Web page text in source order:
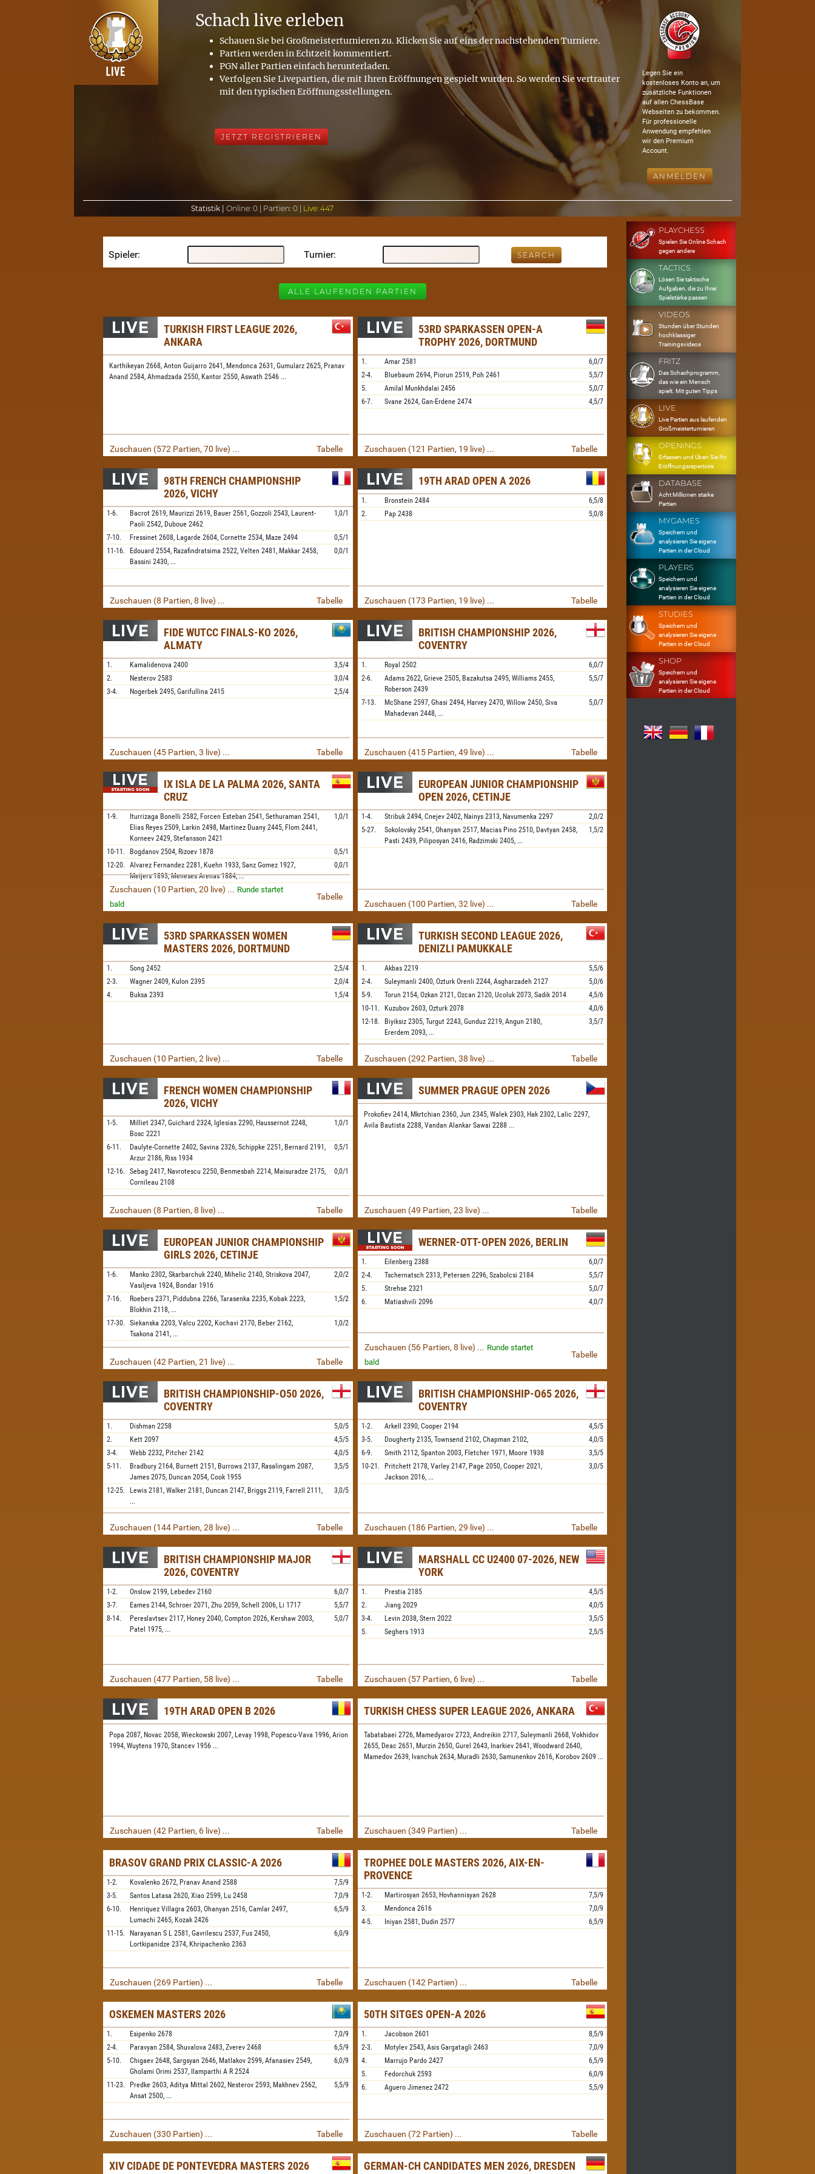
Schach live erleben
Schauen Sie bei Großmeisterturnieren zu. Klicken Sie auf eins der nachstehenden Turniere.
Partien werden in Echtzeit kommentiert.
PGN aller Partien einfach herunterladen.
Verfolgen Sie Livepartien, die mit Ihren Eröffnungen gespielt wurden. So werden Sie vertrauter
mit den typischen Eröffnungsstellungen.
JETZT REGISTRIEREN
Legen Sie ein
kostenloses Konto an, um
zusätzliche Funktionen
auf allen ChessBase
Webseiten zu bekommen.
Für professionelle
Anwendung empfehlen
wir den Premium
Account.
ANMELDEN
Statistik | Online:0 | Partien:0 | Live:447
Spieler Turnier
ALLE LAUFENDEN PARTIEN
TURKISH FIRST LEAGUE 2026,
ANKARA
Karthikeyan 2668,Anton Guijarro 2641, Mendonca 2631,Gumularz 2625, Pranav
Anand 2584,Ahmadzada 2550, Kantor 2550,Aswath 2546 ...
Zuschauen (572 Partien, 70 live) ... Tabelle
53RD SPARKASSEN OPEN-A
TROPHY 2026, DORTMUND
1. Amar 2581
6,0/7
2-4.
Bluebaum 2694, Piorun 2519, Poh 2461
5,5/7
5.
Amilal Munkhdalai 2456
5,0/7
6-7.
Svane 2624, Gan-Erdene 2474 4,5/7
Zuschauen (121 Partien, 19 live) ... Tabelle
98TH FRENCH CHAMPIONSHIP
2026, VICHY
1-6. Bacrot 2619, Maurizzi 2619, Bauer 2561,Gozzoli 2543, Laurent-
Paoli 2542, Duboue 2462
1,0/1
7-10. Fressinet 2608, Lagarde 2604,Cornette 2534, Maze 2494
0,5/1
11-16.
Edouard 2554, Razafindratsima 2522,Velten 2481, Makkar 2458,
Bassini 2430, ...
0,0/1
Zuschauen (8 Partien, 8 live) ... Tabelle
19TH ARAD OPEN A 2026
1. Bronstein 2484
6,5/8
2.
Pap 2438 5,0/8
Zuschauen (173 Partien, 19 live) ... Tabelle
FIDE WUTCC FINALS-KO 2026,
ALMATY
1. Kamalidenova 2400
3,5/4
2.
Nesterov 2583
3,0/4
3-4.
Nogerbek 2495,Garifullina 2415 2,5/4
Zuschauen (45 Partien, 3 live) ... Tabelle
BRITISH CHAMPIONSHIP 2026,
COVENTRY
1. Royal 2502
6,0/7
2-6.
Adams 2622, Grieve 2505, Bazakutsa 2495, Williams 2455,
Roberson 2439
5,5/7
7-13. McShane 2597, Ghasi 2494, Harvey 2470, Willow 2450, Siva
Mahadevan 2448, ...
5,0/7
Zuschauen (415 Partien, 49 live) ... Tabelle
IX ISLA DE LA PALMA 2026, SANTA
CRUZ
1-9. Iturrizaga Bonelli 2582, Forcen Esteban 2541,Sethuraman 2541,
Elias Reyes 2509, Larkin 2498, Martinez Duany 2445, Flom 2441,
Korneev 2429,Stefansson 2421
1,0/1
10-11. Bogdanov 2504, Rizoev 1878
0,5/1
12-20.
Alvarez Fernandez 2281, Kuehn 1933,Sanz Gomez 1927,
Meijers 1893,Meneses Arenas 1884,...
0,0/1
Zuschauen (10 Partien, 20 live) ... Runde startet
bald
Tabelle
EUROPEAN JUNIOR CHAMPIONSHIP
OPEN 2026, CETINJE
1-4. Stribuk 2494, Cnejev 2402, Nainys 2313, Navumenka 2297
2,0/2
5-27.
Sokolovsky 2541, Ohanyan 2517, Macias Pino 2510, Davtyan 2458,
Pasti 2439, Piliposyan 2416, Radzimski 2405, ...
1,5/2
Zuschauen (100 Partien, 32 live) ... Tabelle
53RD SPARKASSEN WOMEN
MASTERS 2026, DORTMUND
1. Song 2452
2,5/4
2-3.
Wagner 2409, Kulon 2395
2,0/4
4.
Buksa 2393 1,5/4
Zuschauen (10 Partien, 2 live) ... Tabelle
TURKISH SECOND LEAGUE 2026,
DENIZLI PAMUKKALE
1. Akbas 2219
5,5/6
2-4.
Suleymanli 2400, Ozturk Orenli 2244, Asgharzadeh 2127
5,0/6
5-9.
Torun 2154, Ozkan 2121, Ozcan 2120, Ucoluk 2073, Sadik 2014
4,5/6
10-11.
Kuzubov 2603, Ozturk 2078
4,0/6
12-18.
Biyiksiz 2305, Turgut 2243, Gunduz 2219, Angun 2180,
Ererdem 2093, ...
3,5/7
Zuschauen (292 Partien, 38 live) ... Tabelle
FRENCH WOMEN CHAMPIONSHIP
2026, VICHY
1-5. Milliet 2347,Guichard 2324, Iglesias 2290, Haussernot 2248,
Bosc 2221
1,0/1
6-11. Daulyte-Cornette 2402,Savina 2326,Schippke 2251, Bernard 2191,
Arzur 2186, Riss 1934
0,5/1
12-16. Sebag 2417, Navrotescu 2250, Benmesbah 2214, Maisuradze 2175,
Cornileau 2108
0,0/1
Zuschauen (8 Partien, 8 live) ... Tabelle
SUMMER PRAGUE OPEN 2026
Prokofiev 2414, Mkrtchian 2360, Jun 2345, Walek 2303, Hak 2302, Lalic 2297,
Avila Bautista 2288, Vandan Alankar Sawai 2288 ...
Zuschauen (49 Partien, 23 live) ... Tabelle
EUROPEAN JUNIOR CHAMPIONSHIP
GIRLS 2026, CETINJE
1-6. Manko 2302,Skarbarchuk 2240, Mihelic 2140,Striskova 2047,
Vasiljeva 1924, Bondar 1916
2,0/2
7-16. Roebers 2371, Piddubna 2266,Tarasenka 2235, Kobak 2223,
Blokhin 2118, ...
1,5/2
17-30. Siekanska 2203,Valcu 2202, Kochavi 2170, Beber 2162,
Tsakona 2141, ...
1,0/2
Zuschauen (42 Partien, 21 live) ... Tabelle
WERNER-OTT-OPEN 2026, BERLIN
1. Eilenberg 2388
6,0/7
2-4.
Tschernatsch 2313, Petersen 2296, Szabolcsi 2184
5,5/7
5.
Strehse 2321
5,0/7
6.
Matiashvili 2096 4,0/7
Zuschauen (56 Partien, 8 live) ... Runde startet
bald
Tabelle
BRITISH CHAMPIONSHIP-O50 2026,
COVENTRY
1. Dishman 2258
5,0/5
2.
Kett 2097
4,5/5
3-4.
Webb 2232, Pitcher 2142
4,0/5
5-11.
Bradbury 2164, Burnett 2151, Burrows 2137, Rasalingam 2087,
James 2075, Duncan 2054,Cook 1955
3,5/5
12-25. Lewis 2181,Walker 2181, Duncan 2147, Briggs 2119, Farrell
2111,
...
3,0/5
Zuschauen (144 Partien, 28 live) ... Tabelle
BRITISH CHAMPIONSHIP-O65 2026,
COVENTRY
1-2. Arkell 2390, Cooper 2194
4,5/5
3-5.
Dougherty 2135, Townsend 2102, Chapman 2102,
4,0/5
6-9.
Smith 2112, Spanton 2003, Fletcher 1971, Moore 1938
3,5/5
10-21.
Pritchett 2178, Varley 2147, Page 2050, Cooper 2021,
Jackson 2016, ...
3,0/5
Zuschauen (186 Partien, 29 live) ... Tabelle
BRITISH CHAMPIONSHIP MAJOR
2026, COVENTRY
1-2. Onslow 2199, Lebedev 2160
6,0/7
3-7.
Eames 2144,Schroer 2071,Zhu 2059,Schell 2006, Li 1717
5,5/7
8-14.
Pereslavtsev 2117, Honey 2040,Compton 2026, Kershaw 2003,
Patel 1975, ...
5,0/7
Zuschauen (477 Partien, 58 live) ... Tabelle
MARSHALL CC U2400 07-2026, NEW
YORK
1. Prestia 2185
4,5/5
2.
Jiang 2029
4,0/5
3-4.
Levin 2038, Stern 2022
3,5/5
5.
Seghers 1913 2,5/5
Zuschauen (57 Partien, 6 live) ... Tabelle
19TH ARAD OPEN B 2026
Popa 2087, Novac 2058,Wieckowski 2007, Levay 1998, Popescu-Vava 1996,Arion
1994,Wuytens 1970,Stancev 1956 ...
Zuschauen (42 Partien, 6 live) ... Tabelle
TURKISH CHESS SUPER LEAGUE 2026, ANKARA
Tabatabaei 2726, Mamedyarov 2723, Andreikin 2717, Suleymanli 2668, Vokhidov
2655, Deac 2651, Murzin 2650, Gurel 2643, Inarkiev 2641, Woodward 2640,
Mamedov 2639, Ivanchuk 2634, Muradli 2630, Samunenkov 2616, Korobov 2609 ...
Zuschauen (349 Partien) ... Tabelle
BRASOV GRAND PRIX CLASSIC-A 2026
1-2. Kovalenko 2672, Pranav Anand 2588
7,5/9
3-5.
Santos Latasa 2620,Xiao 2599, Lu 2458
7,0/9
6-10.
Henriquez Villagra 2603,Ohanyan 2516,Camlar 2497,
Lumachi 2465, Kozak 2426
6,5/9
11-15. Narayanan S L 2581,Gavrilescu 2537, Fus 2450,
Lortkipanidze 2374, Khripachenko 2363
6,0/9
Zuschauen (269 Partien) ... Tabelle
TROPHEE DOLE MASTERS 2026, AIX-EN-
PROVENCE
1-2. Martirosyan 2653, Hovhannisyan 2628
7,5/9
3.
Mendonca 2616
7,0/9
4-5.
Iniyan 2581, Dudin 2577 6,5/9
Zuschauen (142 Partien) ... Tabelle
OSKEMEN MASTERS 2026
1. Esipenko 2678
7,0/9
2-4.
Paravyan 2584,Shuvalova 2483,Zverev 2468
6,5/9
5-10.
Chigaev 2648,Sargsyan 2646, Matlakov 2599,Afanasiev 2549,
Gholami Orimi 2537, Ilamparthi A R 2524
6,0/9
11-23. Predke 2603,Aditya Mittal 2602, Nesterov 2593, Makhnev 2562,
Ansat 2500, ...
5,5/9
Zuschauen (330 Partien) ... Tabelle
50TH SITGES OPEN-A 2026
1. Jacobson 2601
8,5/9
2-3.
Motylev 2543, Asis Gargatagli 2463
7,0/9
4.
Marrujo Pardo 2427
6,5/9
5.
Fedorchuk 2593
6,0/9
6.
Aguero Jimenez 2472 5,5/9
Zuschauen (72 Partien) ... Tabelle
XIV CIDADE DE PONTEVEDRA MASTERS 2026 GERMAN-CH CANDIDATES MEN 2026, DRESDEN
PLAYCHESS
Spielen Sie Online Schach
gegen andere
TACTICS
Lösen Sie taktische
Aufgaben, die zu Ihrer
Spielstärke passen
VIDEOS
Stunden über Stunden
hochklassiger
Trainingsvideos
FRITZ
Das Schachprogramm,
das wie ein Mensch
spielt. Mit guten Tipps
LIVE
Live Partien aus laufenden
Großmeisterturnieren
OPENINGS
Erfassen und Üben Sie Ihr
Eröffnungsrepertoire
DATABASE
Acht Millionen starke
Partien
MYGAMES
Speichern und
analysieren Sie eigene
Partien in der Cloud
PLAYERS
Speichern und
analysieren Sie eigene
Partien in der Cloud
STUDIES
Speichern und
analysieren Sie eigene
Partien in der Cloud
SHOP
Speichern und
analysieren Sie eigene
Partien in der Cloud